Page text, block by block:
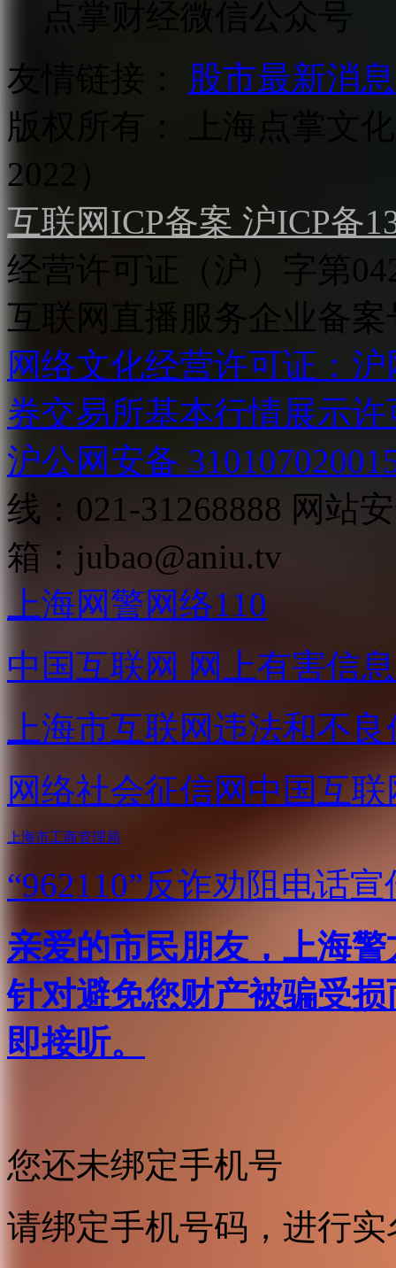
友情链接：
股市最新消息
版权所有：
2022）
互联网ICP备案 沪ICP备
经营许可证（沪）字第
互联网直播服务企业备案
网络文化经营许可证：
券交易所基本行情展示许
沪公网安备
线：021-31268888 网站
箱： jubao@aniu.tv
上海网警网络110
中国互联网 网上有害信
上海市互联网违法和不
网络社会征信网 中国互
上海市工商管理局
“962110”反诈劝阻电话宣
亲爱的市民朋友，上海
针对避免您财产被骗受
即接听。
您还未绑定手机号
请绑定手机号码，进行